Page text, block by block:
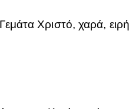
Χριστό, χαρά,